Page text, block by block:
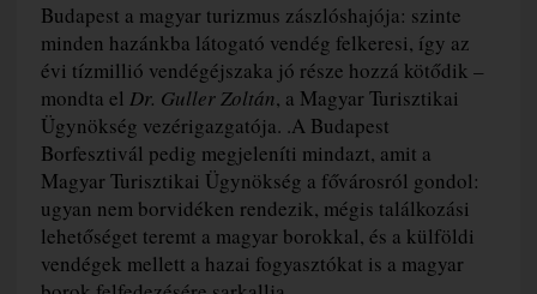
Budapest a magyar turizmus zászlóshajója: szinte
minden hazánkba látogató vendég felkeresi, így az
évi tízmillió vendégéjszaka jó része hozzá kötődik –
mondta el Dr. Guller Zoltán, a Magyar Turisztikai
Ügynökség vezérigazgatója. .A Budapest
Borfesztivál pedig megjeleníti mindazt, amit a
Magyar Turisztikai Ügynökség a fővárosról gondol:
ugyan nem borvidéken rendezik, mégis találkozási
lehetőséget teremt a magyar borokkal, és a külföldi
vendégek mellett a hazai fogyasztókat is a magyar